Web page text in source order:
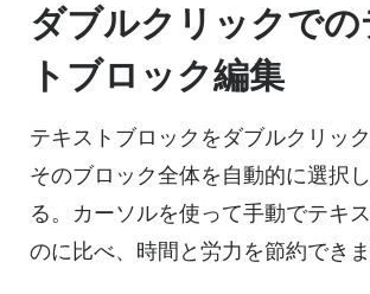
ダブルクリックでの
トブロック編集
テキストブロックをダブルクリック
そのブロック全体を自動的に選択
る。カーソルを使って手動でテキ
のに比べ、時間と労力を節約できま